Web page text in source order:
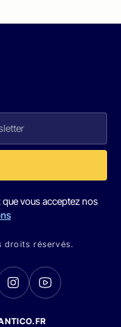
vous acceptez nos
droits réservés.